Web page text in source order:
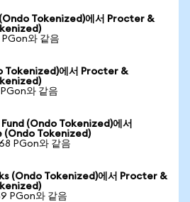
Tokenized)에서 Procter &
와 같음
Tokenized)에서 Procter &
와 같음
(Ondo Tokenized)에서
(Ondo Tokenized)
PGon와 같음
(Ondo Tokenized)에서 Procter &
PGon와 같음